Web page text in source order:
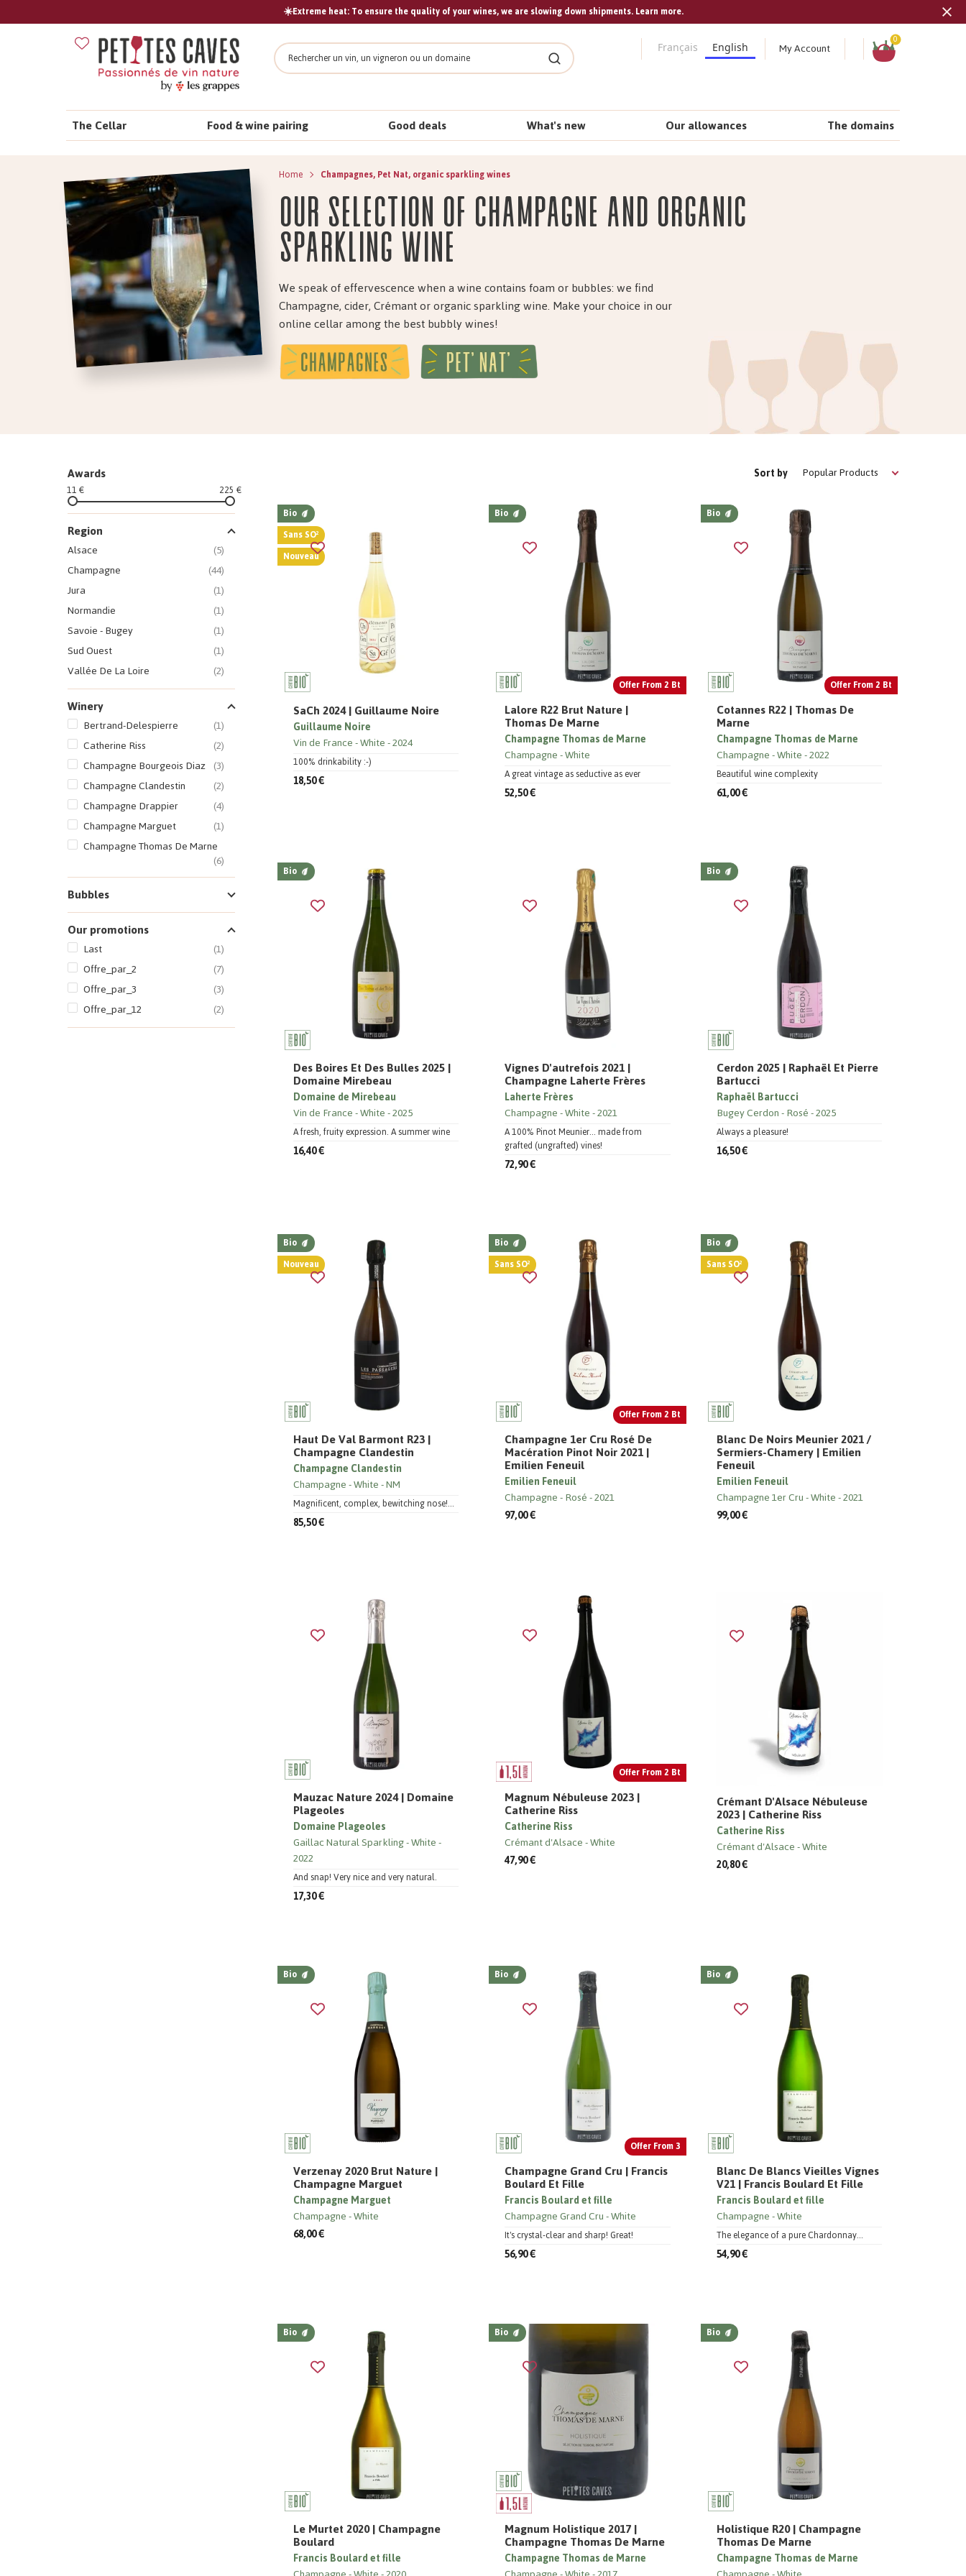
☀️Extreme heat: To ensure the quality of your wines, we are slowing down shipments. Learn more.
Search
Search
Français English My Account
Shopping
0
The Cellar Food & wine pairing Good deals What's new Our allowances The domains
Home Champagnes, Pet Nat, organic sparkling wines
Our selection of Champagne and organic
sparkling wine
We speak of effervescence when a wine contains foam or bubbles: we find
Champagne, cider, Crémant or organic sparkling wine. Make your choice in our
online cellar among the best bubbly wines!
Sort by Popular Products
Awards
11 € 225 €
Region
Alsace
(5)
Champagne
(44)
Jura
(1)
Normandie
(1)
Savoie - Bugey
(1)
Sud Ouest
(1)
Vallée De La Loire
(2)
Winery
Bertrand-Delespierre
(1)
Catherine Riss
(2)
Champagne Bourgeois Diaz (3)
Champagne Clandestin
(2)
Champagne Drappier
(4)
Champagne Marguet
(1)
Champagne Thomas De Marne
(6)
Christophe Lindenlaub
(1)
Domaine Antoine Marois
Domaine De Bellivière
Domaine De Mirebeau
(1)
Domaine Hors Ciel
(1)
Domaine Julien Meyer
(2)
Domaine Landron
(1)
Bubbles
Our promotions
Last
(1)
Offre_par_2
(7)
Offre_par_3
(3)
Offre_par_12
(2)
Bio
Sans SO²
Nouveau
SaCh 2024 | Guillaume Noire
Guillaume Noire
Vin de France White 2024
100% drinkability :-)
18,50 €
Offer From 2 Bt
Bio
Lalore R22 Brut Nature |
Thomas De Marne
Champagne Thomas de Marne
Champagne White
A great vintage as seductive as ever
52,50 €
Offer From 2 Bt
Bio
Cotannes R22 | Thomas De
Marne
Champagne Thomas de Marne
Champagne White 2022
Beautiful wine complexity
61,00 €
Bio
Des Boires Et Des Bulles 2025 |
Domaine Mirebeau
Domaine de Mirebeau
Vin de France White 2025
A fresh, fruity expression. A summer wine
16,40 €
Vignes D'autrefois 2021 |
Champagne Laherte Frères
Laherte Frères
Champagne White 2021
A 100% Pinot Meunier... made from
grafted (ungrafted) vines!
72,90 €
Bio
Cerdon 2025 | Raphaël Et Pierre
Bartucci
Raphaël Bartucci
Bugey Cerdon Rosé 2025
Always a pleasure!
16,50 €
Bio
Nouveau
Haut De Val Barmont R23 |
Champagne Clandestin
Champagne Clandestin
Champagne White NM
Magnificent, complex, bewitching nose!...
85,50 €
Offer From 2 Bt
Bio
Sans SO²
Champagne 1er Cru Rosé De
Macération Pinot Noir 2021 |
Emilien Feneuil
Emilien Feneuil
Champagne Rosé 2021
97,00 €
Bio
Sans SO²
Blanc De Noirs Meunier 2021 /
Sermiers-Chamery | Emilien
Feneuil
Emilien Feneuil
Champagne 1er Cru White 2021
99,00 €
Mauzac Nature 2024 | Domaine
Plageoles
Domaine Plageoles
Gaillac Natural Sparkling White
2022
And snap! Very nice and very natural.
17,30 €
Offer From 2 Bt
Magnum Nébuleuse 2023 |
Catherine Riss
Catherine Riss
Crémant d'Alsace White
47,90 €
Crémant D'Alsace Nébuleuse
2023 | Catherine Riss
Catherine Riss
Crémant d'Alsace White
20,80 €
Bio
Verzenay 2020 Brut Nature |
Champagne Marguet
Champagne Marguet
Champagne White
68,00 €
Offer From 3
Bio
Champagne Grand Cru | Francis
Boulard Et Fille
Francis Boulard et fille
Champagne Grand Cru White
It's crystal-clear and sharp! Great!
56,90 €
Bio
Blanc De Blancs Vieilles Vignes
V21 | Francis Boulard Et Fille
Francis Boulard et fille
Champagne White
The elegance of a pure Chardonnay...
54,90 €
Bio
Le Murtet 2020 | Champagne
Boulard
Francis Boulard et fille
Bio
Magnum Holistique 2017 |
Champagne Thomas De Marne
Champagne Thomas de Marne
Bio
Holistique R20 | Champagne
Thomas De Marne
Champagne Thomas de Marne